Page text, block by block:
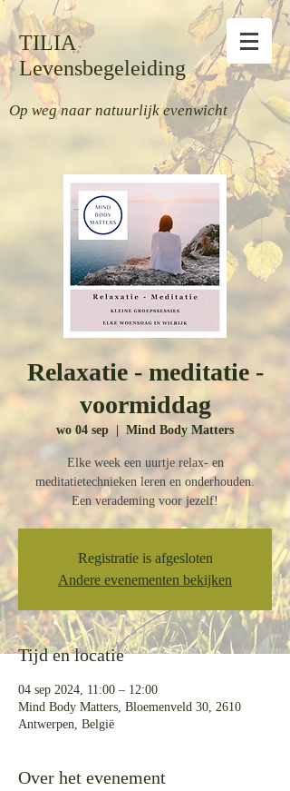
TILIA
Levensbegeleiding
Op weg naar natuurlijk evenwicht
Relaxatie - meditatie -
voormiddag
wo 04 sep
  |
Mind Body Matters
Elke week een uurtje relax- en
meditatietechnieken leren en onderhouden.
Een verademing voor jezelf!
Registratie is afgesloten
Andere evenementen bekijken
Tijd en locatie
04 sep 2024, 11:00 – 12:00
Mind Body Matters, Bloemenveld 30, 2610
Antwerpen, België
Over het evenement